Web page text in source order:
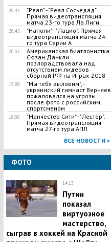
20:45
"Реал" - "Реал Сосьедад".
Прямая видеотрансляция
матча 23-го тура Ла Лиги
20:45
"Наполи" - "Лацио". Прямая
видеотрансляция матча 24-
го тура Серии А
20:05
​Американская биатлонистка
Сюзан Данкли
позлорадствовала над
отсутствием лидеров
сборной РФ на Играх-2018
19:08
"Мы тебя выловим", -
украинский гимнаст Верняев
пожаловался на угрозы
после фото с российским
спортсменом
18:30
"Манчестер Сити" - "Лестер".
Прямая видеотрансляция
матча 27-го тура АПЛ
ВСЕ НОВОСТИ »
ФОТО
14:13
Путин
показал
виртуозное
мастерство,
сыграв в хоккей на Красной